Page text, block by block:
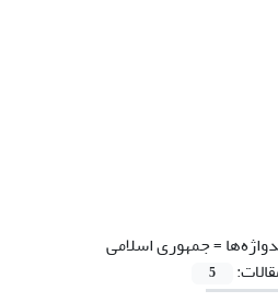
=جمهوری اسلامی
5